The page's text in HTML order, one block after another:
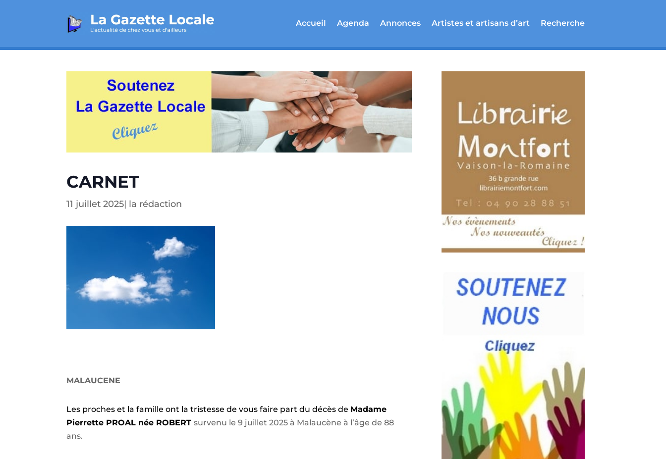
Accueil Agenda Annonces Artistes et artisans d’art Recherche
CARNET
11 juillet 2025| la rédaction
MALAUCENE
Les proches et la famille ont la tristesse de vous faire part du décès de Madame
Pierrette PROAL née ROBERTsurvenu le 9 juillet 2025 à Malaucène à l’âge de 88
ans.